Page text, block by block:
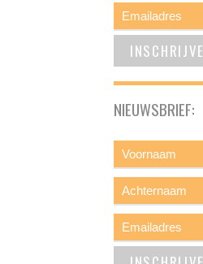
NIEUWSBRIEF: